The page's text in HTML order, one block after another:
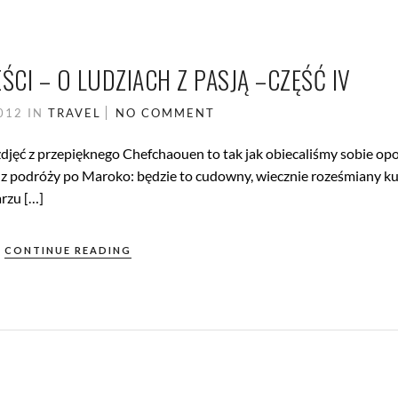
– O LUDZIACH Z PASJĄ –CZĘŚĆ IV
IN TRAVEL NO COMMENT
z przepięknego Chefchaouen to tak jak obiecaliśmy sobie
po Maroko: będzie to cudowny, wiecznie roześmiany
[…]
CONTINUE READING